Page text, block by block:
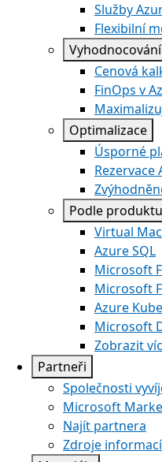
Služby
Flexibilní
Vyhodnocování
Cenová
FinOps v
Optimalizace
Úsporné
Rezervace
Podle produktu
Virtual
Azure SQL
Microsoft
Microsoft
Azure
Microsoft
Zobrazit
Partneři
Společnosti
Microsoft
Najít partnera
Zdroje